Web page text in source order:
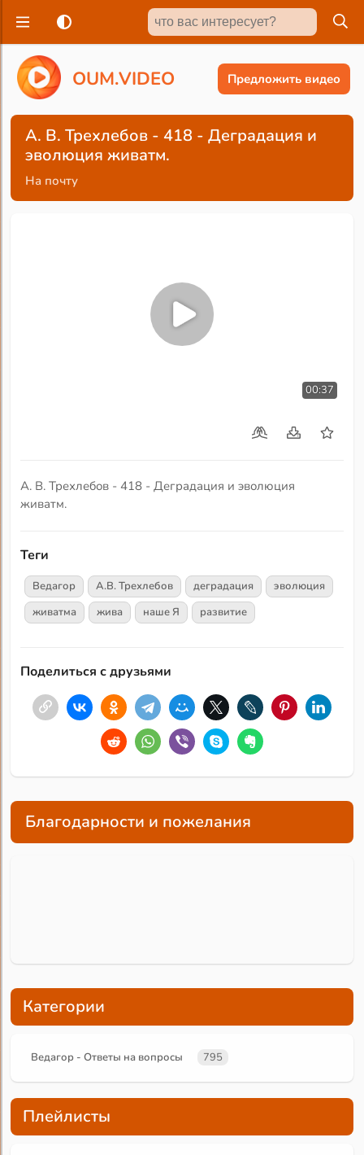
OUM.VIDEO Предложить видео
А. В. Трехлебов - 418 - Деградация и
эволюция живатм.
На почту
00:37
А. В. Трехлебов - 418 - Деградация и эволюция
живатм.
Теги
Ведагор А.В. Трехлебов деградация
эволюция
живатма
жива наше Я развитие
Поделиться с друзьями
Благодарности и пожелания
Категории
Ведагор - Ответы на вопросы 795
Плейлисты